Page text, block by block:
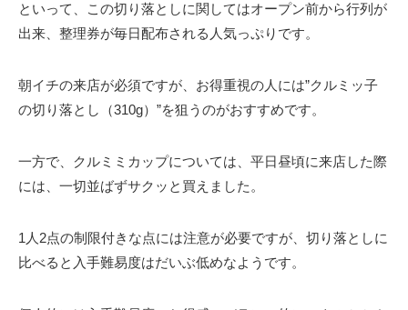
といって、この切り落としに関してはオープン前から行列が
出来、整理券が毎日配布される人気っぷりです。
朝イチの来店が必須ですが、お得重視の人には”クルミッ子
の切り落とし（310g）”を狙うのがおすすめです。
一方で、クルミミカップについては、平日昼頃に来店した際
には、一切並ばずサクッと買えました。
1人2点の制限付きな点には注意が必要ですが、切り落としに
比べると入手難易度はだいぶ低めなようです。